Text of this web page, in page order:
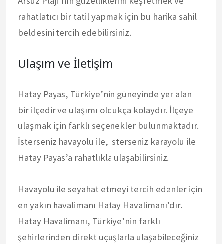
rahatlatıcı bir tatil yapmak için bu harika sahil
beldesini tercih edebilirsiniz.
Ulaşım ve İletişim
Hatay Payas, Türkiye’nin güneyinde yer alan
bir ilçedir ve ulaşımı oldukça kolaydır. İlçeye
ulaşmak için farklı seçenekler bulunmaktadır.
İsterseniz havayolu ile, isterseniz karayolu ile
Hatay Payas’a rahatlıkla ulaşabilirsiniz.
Havayolu ile seyahat etmeyi tercih edenler için
en yakın havalimanı Hatay Havalimanı’dır.
Hatay Havalimanı, Türkiye’nin farklı
şehirlerinden direkt uçuşlarla ulaşabileceğiniz